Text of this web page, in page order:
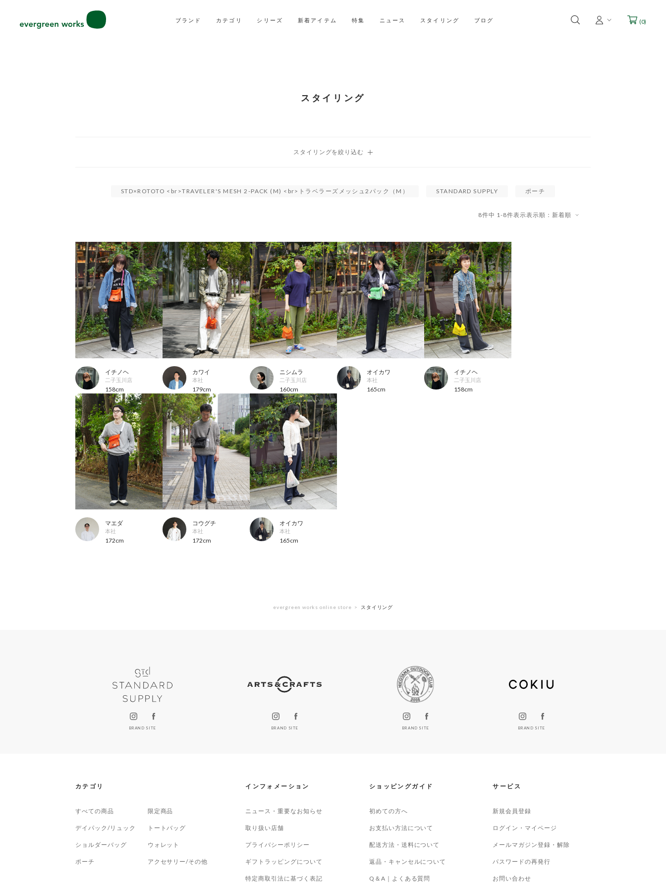
ブランド
カテゴリ シリーズ 新着アイテム 特集 ニュース スタイリング ブログ (0)
スタイリング
STD×ROTOTO <br>TRAVELER'S MESH 2-PACK (M) <br>トラベラーズメッシュ2パック（M） STANDARD SUPPLY ポーチ
表示順：新着順
8件中 1-8件表示
イチノヘ
二子玉川店
158cm
カワイ
本社
179cm
ニシムラ
二子玉川店
160cm
オイカワ
本社
165cm
イチノヘ
二子玉川店
158cm
マエダ
本社
172cm
コウグチ
本社
172cm
オイカワ
本社
165cm
evergreen works online store スタイリング
BRAND SITE BRAND SITE BRAND SITE BRAND SITE
カテゴリ
すべての商品 限定商品
デイパック/リュック トートバッグ
ショルダーバッグ ウォレット
ポーチ アクセサリー/その他
インフォメーション
ニュース・重要なお知らせ
取り扱い店舗
プライバシーポリシー
ギフトラッピングについて
特定商取引法に基づく表記
ショッピングガイド
初めての方へ
お支払い方法について
配送方法・送料について
返品・キャンセルについて
Q＆A｜よくある質問
サービス
新規会員登録
ログイン・マイページ
メールマガジン登録・解除
パスワードの再発行
お問い合わせ